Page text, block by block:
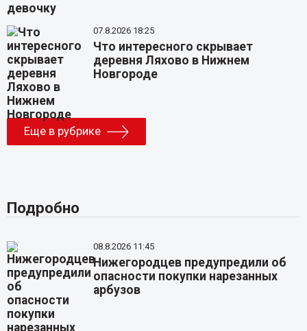
07.8.2026 18:25
Что интересного скрывает
деревня Ляхово в Нижнем
Новгороде
Еще в рубрике
Подробно
08.8.2026 11:45
Нижегородцев предупредили об
опасности покупки нарезанных
арбузов